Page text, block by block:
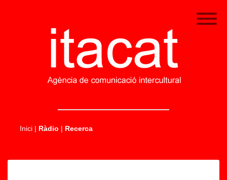
Inici | Ràdio | Recerca